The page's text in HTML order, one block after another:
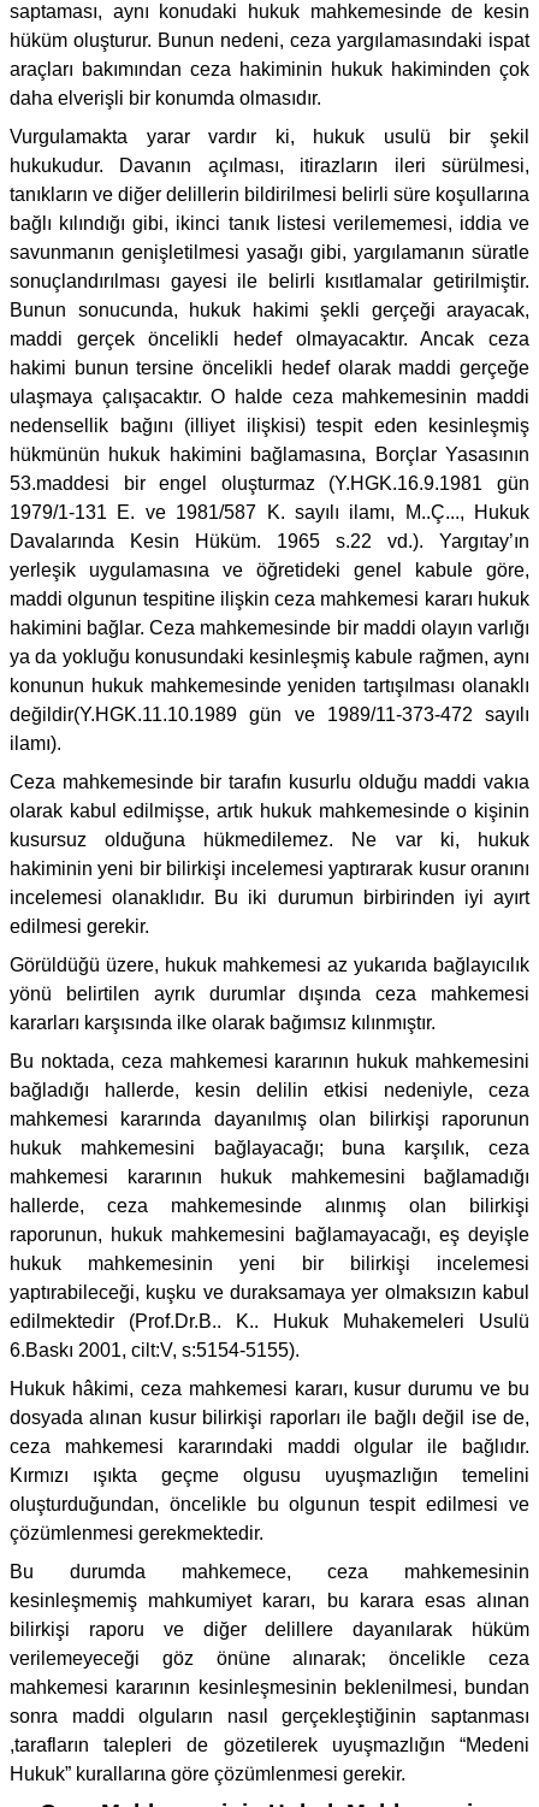
saptaması, aynı konudaki hukuk mahkemesinde de kesin
hüküm oluşturur. Bunun nedeni, ceza yargılamasındaki ispat
araçları bakımından ceza hakiminin hukuk hakiminden çok
daha elverişli bir konumda olmasıdır.
Vurgulamakta yarar vardır ki, hukuk usulü bir şekil
hukukudur. Davanın açılması, itirazların ileri sürülmesi,
tanıkların ve diğer delillerin bildirilmesi belirli süre koşullarına
bağlı kılındığı gibi, ikinci tanık listesi verilememesi, iddia ve
savunmanın genişletilmesi yasağı gibi, yargılamanın süratle
sonuçlandırılması gayesi ile belirli kısıtlamalar getirilmiştir.
Bunun sonucunda, hukuk hakimi şekli gerçeği arayacak,
maddi gerçek öncelikli hedef olmayacaktır. Ancak ceza
hakimi bunun tersine öncelikli hedef olarak maddi gerçeğe
ulaşmaya çalışacaktır. O halde ceza mahkemesinin maddi
nedensellik bağını (illiyet ilişkisi) tespit eden kesinleşmiş
hükmünün hukuk hakimini bağlamasına, Borçlar Yasasının
53.maddesi bir engel oluşturmaz (Y.HGK.16.9.1981 gün
1979/1-131 E. ve 1981/587 K. sayılı ilamı, M..Ç..., Hukuk
Davalarında Kesin Hüküm. 1965 s.22 vd.). Yargıtay’ın
yerleşik uygulamasına ve öğretideki genel kabule göre,
maddi olgunun tespitine ilişkin ceza mahkemesi kararı hukuk
hakimini bağlar. Ceza mahkemesinde bir maddi olayın varlığı
ya da yokluğu konusundaki kesinleşmiş kabule rağmen, aynı
konunun hukuk mahkemesinde yeniden tartışılması olanaklı
değildir(Y.HGK.11.10.1989 gün ve 1989/11-373-472 sayılı
ilamı).
Ceza mahkemesinde bir tarafın kusurlu olduğu maddi vakıa
olarak kabul edilmişse, artık hukuk mahkemesinde o kişinin
kusursuz olduğuna hükmedilemez. Ne var ki, hukuk
hakiminin yeni bir bilirkişi incelemesi yaptırarak kusur oranını
incelemesi olanaklıdır. Bu iki durumun birbirinden iyi ayırt
edilmesi gerekir.
Görüldüğü üzere, hukuk mahkemesi az yukarıda bağlayıcılık
yönü belirtilen ayrık durumlar dışında ceza mahkemesi
kararları karşısında ilke olarak bağımsız kılınmıştır.
Bu noktada, ceza mahkemesi kararının hukuk mahkemesini
bağladığı hallerde, kesin delilin etkisi nedeniyle, ceza
mahkemesi kararında dayanılmış olan bilirkişi raporunun
hukuk mahkemesini bağlayacağı; buna karşılık, ceza
mahkemesi kararının hukuk mahkemesini bağlamadığı
hallerde, ceza mahkemesinde alınmış olan bilirkişi
raporunun, hukuk mahkemesini bağlamayacağı, eş deyişle
hukuk mahkemesinin yeni bir bilirkişi incelemesi
yaptırabileceği, kuşku ve duraksamaya yer olmaksızın kabul
edilmektedir (Prof.Dr.B.. K.. Hukuk Muhakemeleri Usulü
6.Baskı 2001, cilt:V, s:5154-5155).
Hukuk hâkimi, ceza mahkemesi kararı, kusur durumu ve bu
dosyada alınan kusur bilirkişi raporları ile bağlı değil ise de,
ceza mahkemesi kararındaki maddi olgular ile bağlıdır.
Kırmızı ışıkta geçme olgusu uyuşmazlığın temelini
oluşturduğundan, öncelikle bu olgunun tespit edilmesi ve
çözümlenmesi gerekmektedir.
Bu durumda mahkemece, ceza mahkemesinin
kesinleşmemiş mahkumiyet kararı, bu karara esas alınan
bilirkişi raporu ve diğer delillere dayanılarak hüküm
verilemeyeceği göz önüne alınarak; öncelikle ceza
mahkemesi kararının kesinleşmesinin beklenilmesi, bundan
sonra maddi olguların nasıl gerçekleştiğinin saptanması
,tarafların talepleri de gözetilerek uyuşmazlığın “Medeni
Hukuk” kurallarına göre çözümlenmesi gerekir.